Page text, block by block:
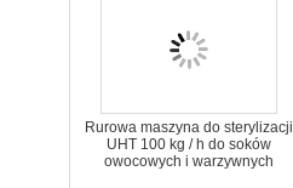
Rurowa maszyna do sterylizacji
UHT 100 kg / h do soków
owocowych i warzywnych